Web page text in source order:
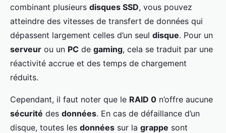
combinant plusieurs disques SSD, vous pouvez
atteindre des vitesses de transfert de données qui
dépassent largement celles d’un seul disque. Pour un
serveur ou un PC de gaming, cela se traduit par une
réactivité accrue et des temps de chargement
réduits.
Cependant, il faut noter que le RAID 0 n’offre aucune
sécurité des données. En cas de défaillance d’un
disque, toutes les données sur la grappe sont